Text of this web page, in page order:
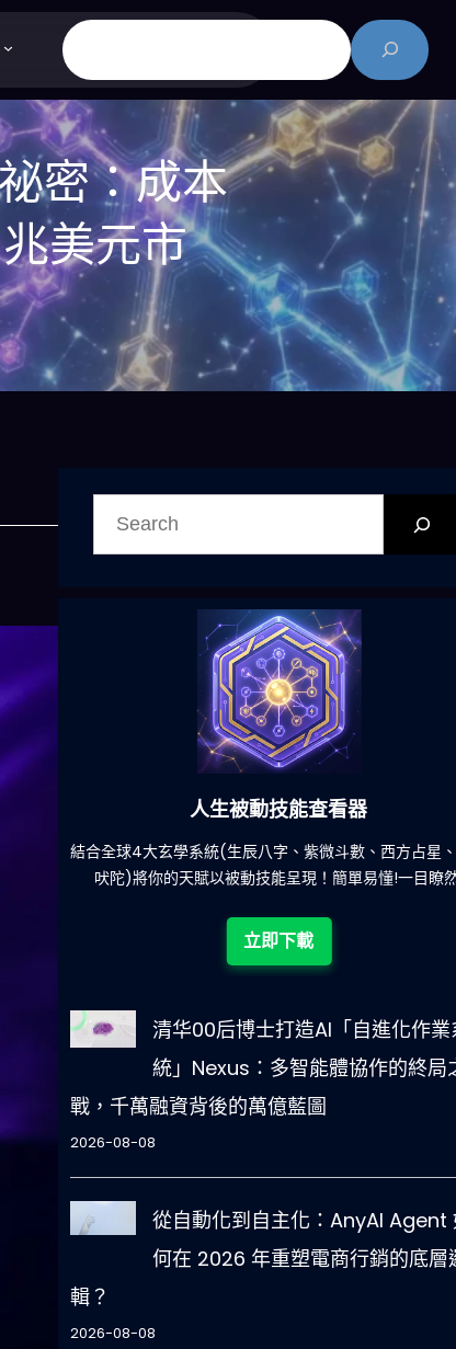
搜
尋
密：成本
美元市
查看器
紫微斗數、西方占星、印度
現！簡單易懂!一目瞭然!
六合彩發
減少超過500萬個低概率中
清华00后博士打造AI「自進化作業
統」Nexus：多智能體協作的終局
戰，千萬融資背後的萬億藍圖
2026-08-08
從自動化到自主化：AnyAI Agent
何在 2026 年重塑電商行銷的底層
輯？
2026-08-08